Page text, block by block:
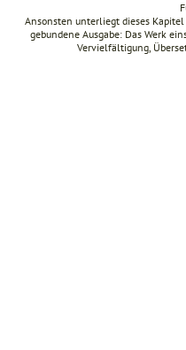
Ansonsten unterliegt dieses
gebundene Ausgabe: Das Werk
Vervielfältigung,